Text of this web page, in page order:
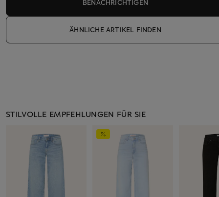
BENACHRICHTIGEN
ÄHNLICHE ARTIKEL FINDEN
STILVOLLE EMPFEHLUNGEN FÜR SIE